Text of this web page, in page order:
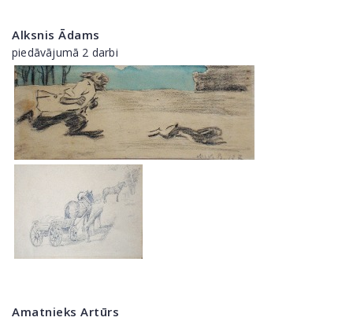
Alksnis Ādams
piedāvājumā 2 darbi
Amatnieks Artūrs